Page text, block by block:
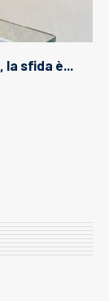
la sfida è...